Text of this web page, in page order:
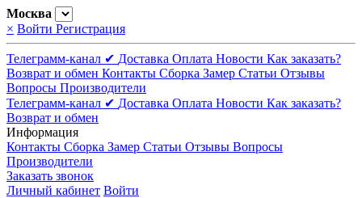
Москва
× Войти Регистрация
Телеграмм-канал ✔ Доставка Оплата Новости Как заказать?
Возврат и обмен Контакты Сборка Замер Статьи Отзывы
Вопросы Производители
Телеграмм-канал ✔ Доставка Оплата Новости Как заказать?
Возврат и обмен
Информация
Контакты Сборка Замер Статьи Отзывы Вопросы
Производители
Заказать звонок
Личный кабинет Войти